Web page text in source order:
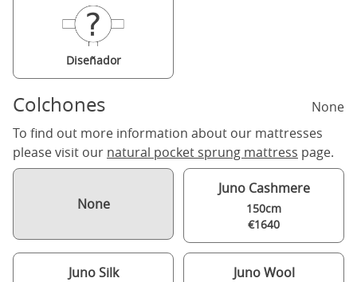
Diseñador
Colchones
None
To find out more information about our mattresses
please visit our natural pocket sprung mattress page.
None
Juno Cashmere
150cm
€1640
Juno Silk Juno Wool